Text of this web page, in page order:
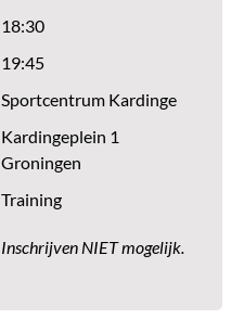
18:30
19:45
Sportcentrum Kardinge
Kardingeplein 1
Groningen
Training
Inschrijven NIET mogelijk.